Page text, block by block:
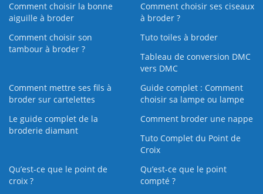
Comment choisir la bonne
aiguille à broder
Comment choisir ses ciseaux
à broder ?
Comment choisir son
tambour à broder ?
Tuto toiles à broder
Tableau de conversion DMC
vers DMC
Comment mettre ses fils à
broder sur cartelettes
Guide complet : Comment
choisir sa lampe ou lampe
Le guide complet de la
broderie diamant
Comment broder une nappe
Tuto Complet du Point de
Croix
Qu’est-ce que le point de
croix ?
Qu’est-ce que le point
compté ?